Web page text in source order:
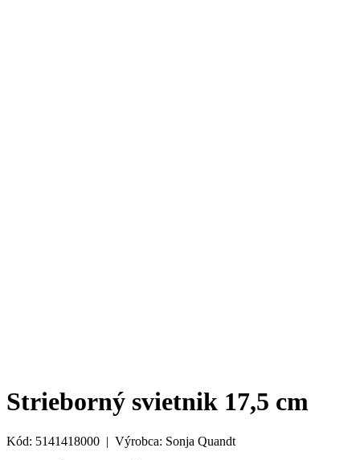
Strieborný svietnik 17,5 cm
Kód: 5141418000 | Výrobca: Sonja Quandt